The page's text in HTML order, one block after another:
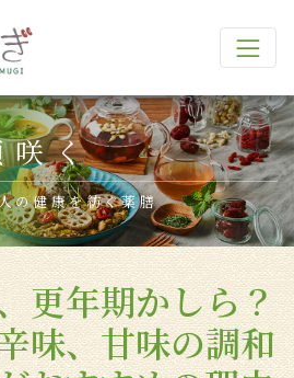
咲く
の健康を紡ぐ薬膳
更年期かしら？
味、甘味の調和